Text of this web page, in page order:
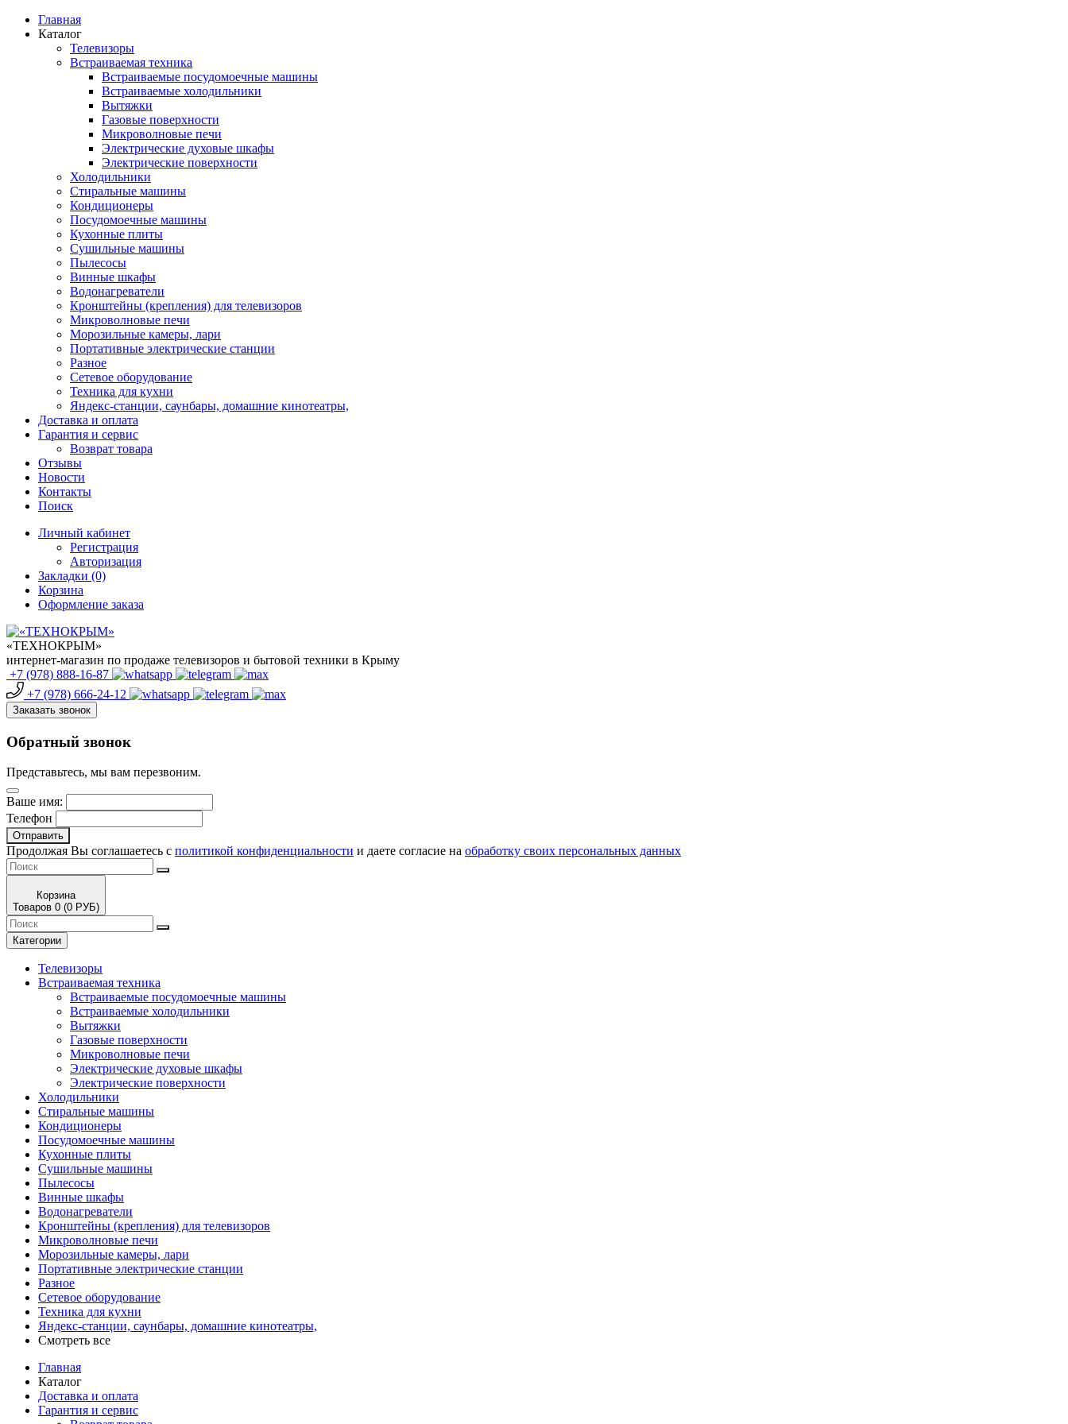
Главная
Каталог
Телевизоры
Встраиваемая техника
Встраиваемые посудомоечные машины
Встраиваемые холодильники
Вытяжки
Газовые поверхности
Микроволновые печи
Электрические духовые шкафы
Электрические поверхности
Холодильники
Стиральные машины
Кондиционеры
Посудомоечные машины
Кухонные плиты
Сушильные машины
Пылесосы
Винные шкафы
Водонагреватели
Кронштейны (крепления) для телевизоров
Микроволновые печи
Морозильные камеры, лари
Портативные электрические станции
Разное
Сетевое оборудование
Техника для кухни
Яндекс-станции, саунбары, домашние кинотеатры,
Доставка и оплата
Гарантия и сервис
Возврат товара
Отзывы
Новости
Контакты
Поиск
Личный кабинет
Регистрация
Авторизация
Закладки (0)
Корзина
Оформление заказа
«ТЕХНОКРЫМ»
интернет-магазин по продаже телевизоров и бытовой техники в Крыму
+7 (978) 888-16-87
+7 (978) 666-24-12
Заказать звонок
Обратный звонок
Представьтесь, мы вам перезвоним.
Ваше имя:
Телефон
Отправить
Продолжая Вы соглашаетесь с политикой конфиденциальности и даете согласие на обработку своих персональных данных
Корзина
Товаров 0 (0 РУБ)
Категории
Телевизоры
Встраиваемая техника
Встраиваемые посудомоечные машины
Встраиваемые холодильники
Вытяжки
Газовые поверхности
Микроволновые печи
Электрические духовые шкафы
Электрические поверхности
Холодильники
Стиральные машины
Кондиционеры
Посудомоечные машины
Кухонные плиты
Сушильные машины
Пылесосы
Винные шкафы
Водонагреватели
Кронштейны (крепления) для телевизоров
Микроволновые печи
Морозильные камеры, лари
Портативные электрические станции
Разное
Сетевое оборудование
Техника для кухни
Яндекс-станции, саунбары, домашние кинотеатры,
Смотреть все
Главная
Каталог
Доставка и оплата
Гарантия и сервис